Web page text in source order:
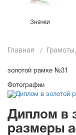
Значки
Главная
золотой рамке №31
Фотографии
Диплом в
размеры